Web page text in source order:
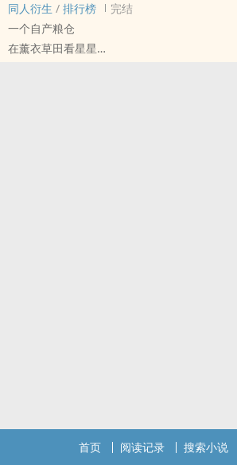
同人衍生 / 排行榜
完结
一个自产粮仓
在薰衣草田看星星
首页 阅读记录 搜索小说